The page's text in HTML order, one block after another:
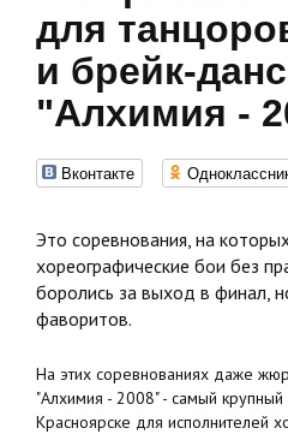
для
и брейк-
"Алхимия -
Вконтакте
Это соревнования, на
хореографические бои без
боролись за выход в финал,
фаворитов.
На этих соревнованиях даже
"Алхимия - 2008" - самый
Красноярске для исполнителей